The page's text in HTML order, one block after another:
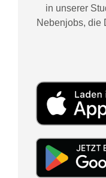
in unserer
Nebenjobs, die